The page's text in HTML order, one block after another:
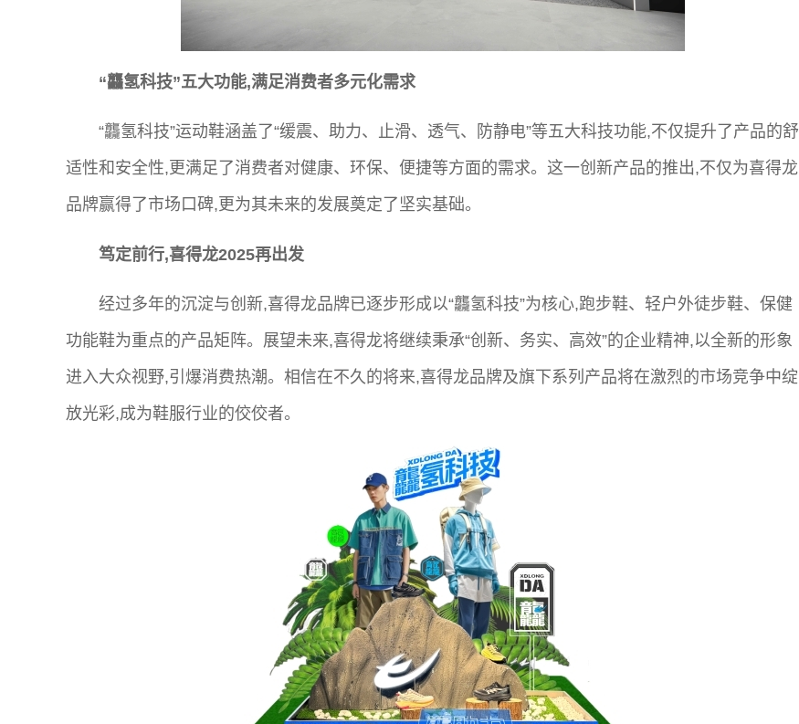
“龘氢科技”五大功能,满足消费者多元化需求
“龘氢科技”运动鞋涵盖了“缓震、助力、止滑、透气、防静电”等五大科技功能,不仅提升了产品的舒
适性和安全性,更满足了消费者对健康、环保、便捷等方面的需求。这一创新产品的推出,不仅为喜得龙
品牌赢得了市场口碑,更为其未来的发展奠定了坚实基础。
笃定前行,喜得龙2025再出发
经过多年的沉淀与创新,喜得龙品牌已逐步形成以“龘氢科技”为核心,跑步鞋、轻户外徒步鞋、保健
功能鞋为重点的产品矩阵。展望未来,喜得龙将继续秉承“创新、务实、高效”的企业精神,以全新的形象
进入大众视野,引爆消费热潮。相信在不久的将来,喜得龙品牌及旗下系列产品将在激烈的市场竞争中绽
放光彩,成为鞋服行业的佼佼者。